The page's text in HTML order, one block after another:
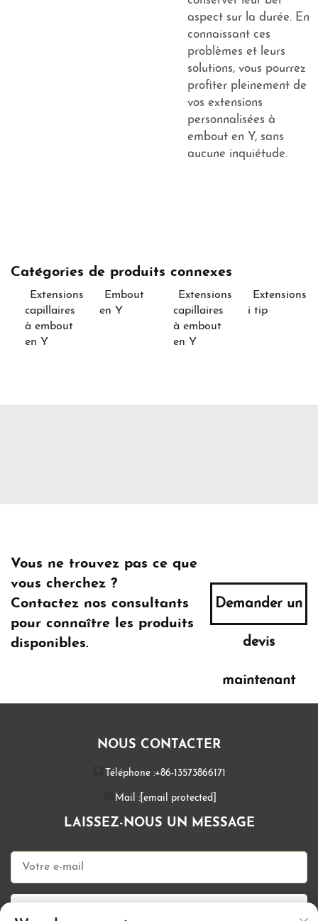
aspect sur la durée. En
connaissant ces
problèmes et leurs
solutions, vous pourrez
profiter pleinement de
vos extensions
personnalisées à
embout en Y, sans
aucune inquiétude.
Catégories de produits connexes
Extensions
capillaires
à embout
en Y
Embout
en Y
Extensions
capillaires
à embout
en Y
Extensions
i tip
Vous ne trouvez pas ce que
vous cherchez ?
Contactez nos consultants
pour connaître les produits
disponibles.
Demander un
devis
maintenant
NOUS CONTACTER
Téléphone :+86-13573866171
Mail :[email protected]
LAISSEZ-NOUS UN MESSAGE